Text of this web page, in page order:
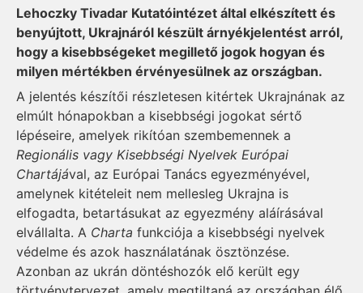
Lehoczky Tivadar Kutatóintézet által elkészített és
benyújtott, Ukrajnáról készült árnyékjelentést arról,
hogy a kisebbségeket megillető jogok hogyan és
milyen mértékben érvényesülnek az országban.
A jelentés készítői részletesen kitértek Ukrajnának az
elmúlt hónapokban a kisebbségi jogokat sértő
lépéseire, amelyek rikítóan szembemennek a
Regionális vagy Kisebbségi Nyelvek Európai
Chartájával, az Európai Tanács egyezményével,
amelynek kitételeit nem mellesleg Ukrajna is
elfogadta, betartásukat az egyezmény aláírásával
elvállalta. A Charta funkciója a kisebbségi nyelvek
védelme és azok használatának ösztönzése.
Azonban az ukrán döntéshozók elő került egy